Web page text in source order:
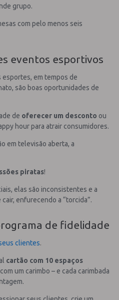
grupo.
com pelo menos seis
eventos esportivos
em tempos de
são boas oportunidades de
de oferecer um desconto ou
hour para atrair consumidores.
em televisão aberta, a
piratas!
elas são inconsistentes e a
enfurecendo a “torcida”.
de fidelidade
clientes.
cartão com 10 espaços
um carimbo – e cada carimbada